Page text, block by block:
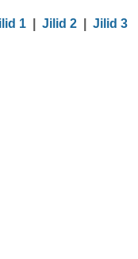
1 Jilid 2 Jilid 3